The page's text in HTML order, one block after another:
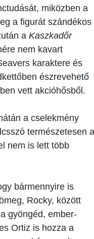
miközben a
a figurát szándékos
a Kaszkadőr
nem kavart
karaktere és
észrevehető
vett akcióhősből.
a cselekmény
természetesen a
nem is lett több
bármennyire is
Rocky, között
gyöngéd, ember-
Ortiz is hozza a